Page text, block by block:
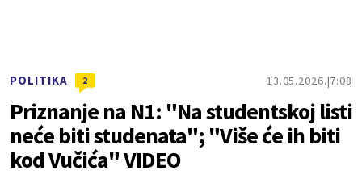
POLITIKA 2 13.05.2026. 7:08
Priznanje na N1: "Na studentskoj listi
neće biti studenata"; "Više će ih biti
kod Vučića" VIDEO